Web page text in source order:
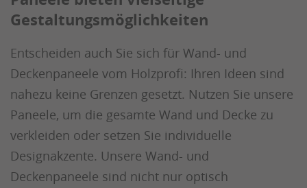
Gestaltungsmöglichkeiten
Entscheiden auch Sie sich für Wand- und
Deckenpaneele vom Holzprofi: Ihren Ideen sind
nahezu keine Grenzen gesetzt. Nutzen Sie unsere
Paneele, um die gesamte Wand und Decke zu
verkleiden oder setzen Sie individuelle
Designakzente. Unsere Wand- und
Deckenpaneele sind nicht nur optisch